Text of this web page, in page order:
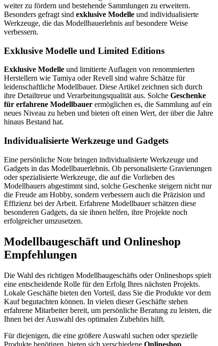
weiter zu fördern und bestehende Sammlungen zu erweitern.
Besonders gefragt sind exklusive Modelle und individualisierte
Werkzeuge, die das Modellbauerlebnis auf besondere Weise
verbessern.
Exklusive Modelle und Limited Editions
Exklusive Modelle und limitierte Auflagen von renommierten
Herstellern wie Tamiya oder Revell sind wahre Schätze für
leidenschaftliche Modellbauer. Diese Artikel zeichnen sich durch
ihre Detailtreue und Verarbeitungsqualität aus. Solche Geschenke
für erfahrene Modellbauer ermöglichen es, die Sammlung auf ein
neues Niveau zu heben und bieten oft einen Wert, der über die Jahre
hinaus Bestand hat.
Individualisierte Werkzeuge und Gadgets
Eine persönliche Note bringen individualisierte Werkzeuge und
Gadgets in das Modellbauerlebnis. Ob personalisierte Gravierungen
oder spezialisierte Werkzeuge, die auf die Vorlieben des
Modellbauers abgestimmt sind, solche Geschenke steigern nicht nur
die Freude am Hobby, sondern verbessern auch die Präzision und
Effizienz bei der Arbeit. Erfahrene Modellbauer schätzen diese
besonderen Gadgets, da sie ihnen helfen, ihre Projekte noch
erfolgreicher umzusetzen.
Modellbaugeschäft und Onlineshop
Empfehlungen
Die Wahl des richtigen Modellbaugeschäfts oder Onlineshops spielt
eine entscheidende Rolle für den Erfolg Ihres nächsten Projekts.
Lokale Geschäfte bieten den Vorteil, dass Sie die Produkte vor dem
Kauf begutachten können. In vielen dieser Geschäfte stehen
erfahrene Mitarbeiter bereit, um persönliche Beratung zu leisten, die
Ihnen bei der Auswahl des optimalen Zubehörs hilft.
Für diejenigen, die eine größere Auswahl suchen oder spezielle
Produkte benötigen, bieten sich verschiedene Onlineshop